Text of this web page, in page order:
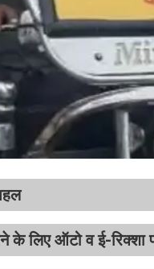
के लिए ऑटो व ई-रिक्शा